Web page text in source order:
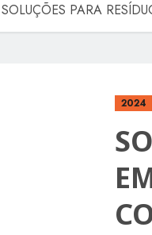
SOLUÇÕES PARA
2024